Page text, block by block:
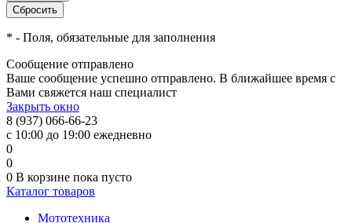
* - Поля, обязательные для заполнения
Сообщение отправлено
Ваше сообщение успешно отправлено. В ближайшее время с
Вами свяжется наш специалист
Закрыть окно
8 (937) 066-66-23
с 10:00 до 19:00 ежедневно
0
0
0 В корзине пока пусто
Каталог товаров
Мототехника